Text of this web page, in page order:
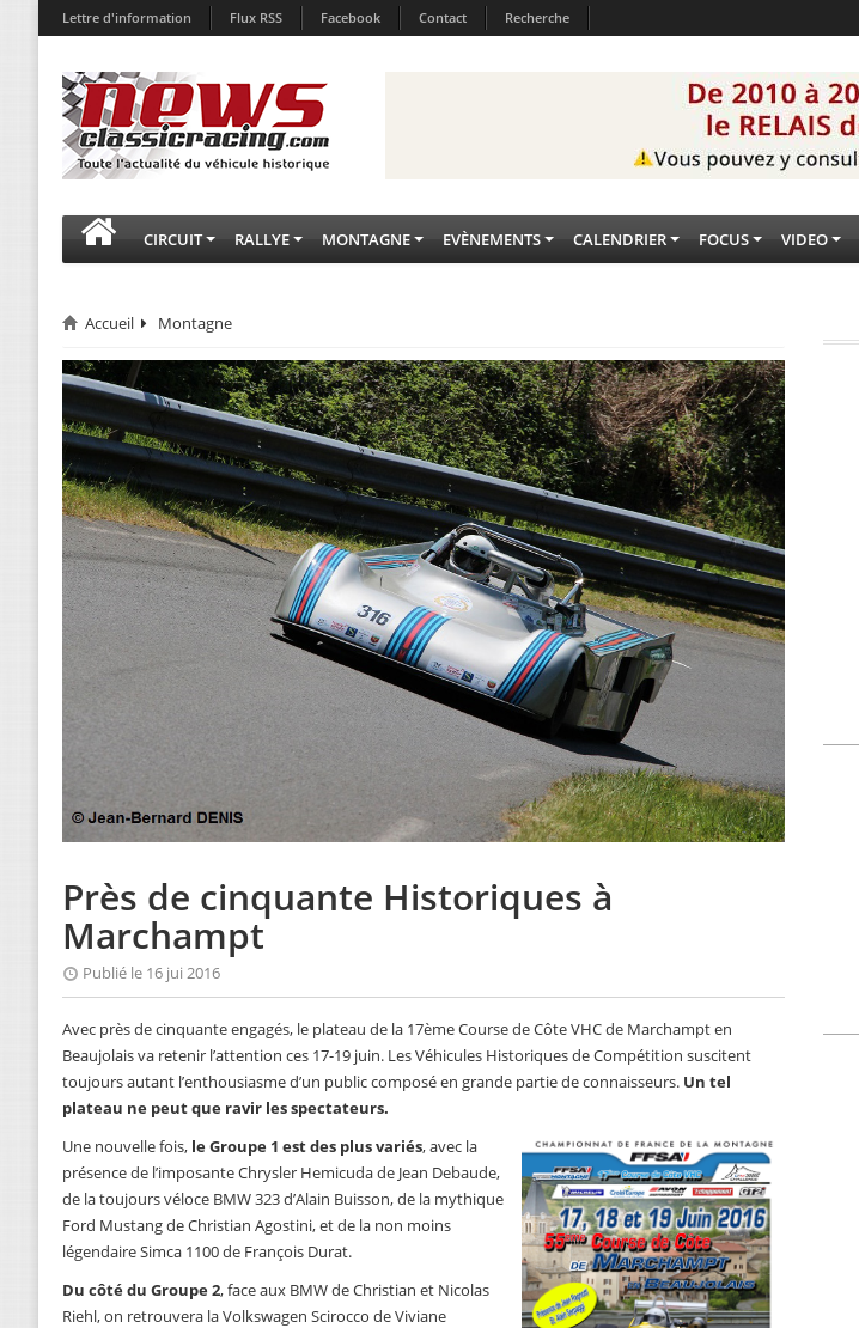
Lettre d'information Flux RSS Facebook Contact Recherche
CIRCUIT RALLYE MONTAGNE EVÈNEMENTS CALENDRIER FOCUS VIDEO
Accueil Montagne
Près de cinquante Historiques à
Marchampt
Publié le 16 jui 2016
Avec près de cinquante engagés, le plateau de la 17ème Course de Côte VHC de Marchampt en
Beaujolais va retenir l’attention ces 17-19 juin. Les Véhicules Historiques de Compétition suscitent
toujours autant l’enthousiasme d’un public composé en grande partie de connaisseurs. Un tel
plateau ne peut que ravir les spectateurs.
Une nouvelle fois, le Groupe 1 est des plus variés, avec la
présence de l’imposante Chrysler Hemicuda de Jean Debaude,
de la toujours véloce BMW 323 d’Alain Buisson, de la mythique
Ford Mustang de Christian Agostini, et de la non moins
légendaire Simca 1100 de François Durat.
Du côté du Groupe 2, face aux BMW de Christian et Nicolas
Riehl, on retrouvera la Volkswagen Scirocco de Viviane